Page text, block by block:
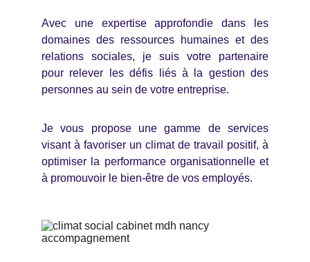
Avec une expertise approfondie dans les
domaines des ressources humaines et des
relations sociales, je suis votre partenaire
pour relever les défis liés à la gestion des
personnes au sein de votre entreprise.
Je vous propose une gamme de services
visant à favoriser un climat de travail positif, à
optimiser la performance organisationnelle et
à promouvoir le bien-être de vos employés.